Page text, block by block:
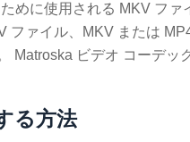
めに使用される MKV フ
ファイル、MKV または
Matroska ビデオ コーデ
る方法